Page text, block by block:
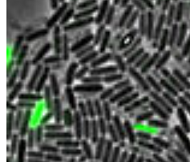
Friedrich-Ludwig-Jahn-Straße 17
17489 Greifswald
Telefon +49 3834 420 4873
Telefax +49 3834 420 4874
beate.zillmer@uni-greifswald.de
Weiterführende Links